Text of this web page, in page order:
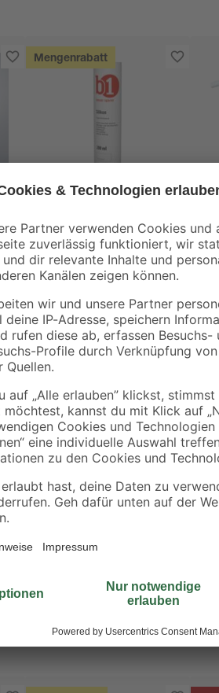
Mengenrabatt
B1
Silikon transparent
280 ml
3,49
12,46 € / Liter
Die
aus
und
sich die